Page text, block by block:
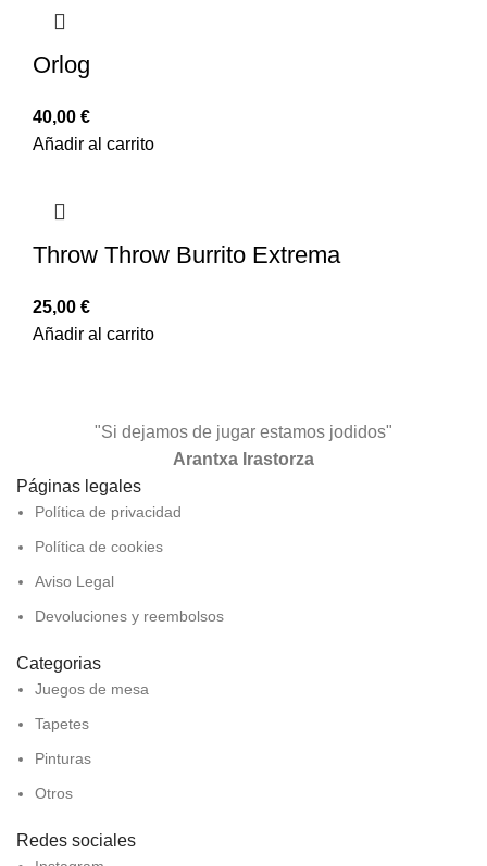
Orlog
40,00 €
Añadir al carrito
Throw Throw Burrito Extrema
25,00 €
Añadir al carrito
"Si dejamos de jugar estamos jodidos"
Arantxa Irastorza
Páginas legales
Política de privacidad
Política de cookies
Aviso Legal
Devoluciones y reembolsos
Categorias
Juegos de mesa
Tapetes
Pinturas
Otros
Redes sociales